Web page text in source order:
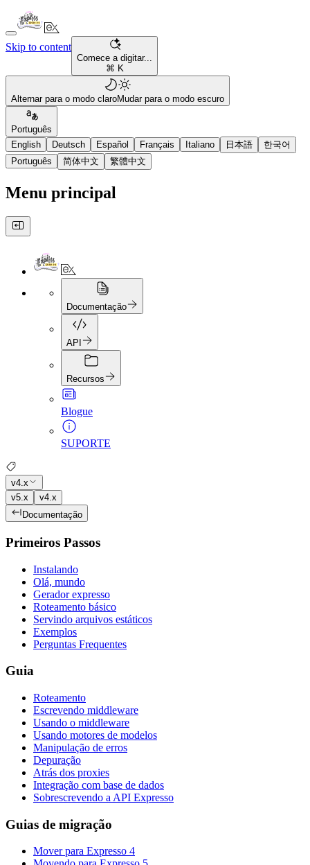
Skip to content
Comece a digitar...
⌘ K
Alternar para o modo claroMudar para o modo escuro
Português
English
Deutsch Español Français Italiano 日本語
한국어
Português
简体中文 繁體中文
Menu principal
Documentação
API
Recursos
Blogue
SUPORTE
v4.x
v5.x
v4.x
Documentação
Primeiros Passos
Instalando
Olá, mundo
Gerador expresso
Roteamento básico
Servindo arquivos estáticos
Exemplos
Perguntas Frequentes
Guia
Roteamento
Escrevendo middleware
Usando o middleware
Usando motores de modelos
Manipulação de erros
Depuração
Atrás dos proxies
Integração com base de dados
Sobrescrevendo a API Expresso
Guias de migração
Mover para Expresso 4